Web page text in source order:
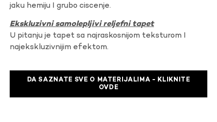
jaku hemiju I grubo ciscenje.
Ekskluzivni samolepljivi reljefni tapet
U pitanju je tapet sa najraskosnijom teksturom I
najekskluzivnijim efektom.
DA SAZNATE SVE O MATERIJALIMA - KLIKNITE
OVDE